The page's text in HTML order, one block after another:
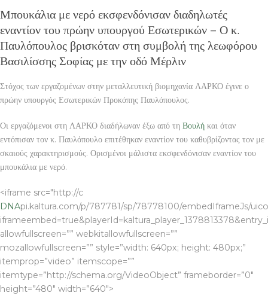
Μπουκάλια με νερό εκσφενδόνισαν διαδηλωτές
εναντίον του πρώην υπουργού Εσωτερικών – Ο κ.
Παυλόπουλος βρισκόταν στη συμβολή της λεωφόρου
Βασιλίσσης Σοφίας με την οδό Μέρλιν
Στόχος των εργαζομένων στην μεταλλευτική βιομηχανία ΛΑΡΚΟ έγινε ο
πρώην υπουργός Εσωτερικών Προκόπης Παυλόπουλος.
Οι εργαζόμενοι στη ΛΑΡΚΟ διαδήλωναν έξω από τη Βουλή και όταν
εντόπισαν τον κ. Παυλόπουλο επιτέθηκαν εναντίον του καθυβρίζοντας τον με
σκαιούς χαρακτηρισμούς. Ορισμένοι μάλιστα εκσφενδόνισαν εναντίον του
μπουκάλια με νερό.
<iframe src="http://c
DNApi.kaltura.com/p/787781/sp/78778100/embedIframeJs/
allowfullscreen=”” webkitallowfullscreen=””
mozallowfullscreen=”” style=”width: 640px; height: 480px;”
itemprop=”video” itemscope=””
itemtype=”http://schema.org/VideoObject” frameborder=”0″
height=”480″ width=”640″>